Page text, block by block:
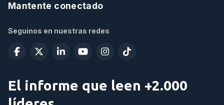
Mantente conectado
Seguinos en nuestras redes
El informe que leen +2.000